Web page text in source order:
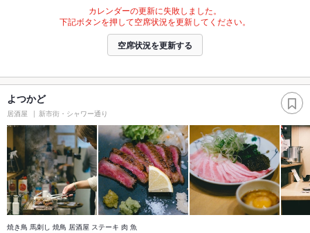
カレンダーの更新に失敗しました。
下記ボタンを押して空席状況を更新してください。
空席状況を更新する
よつかど
居酒屋 新市街・シャワー通り
焼き鳥 馬刺し 焼鳥 居酒屋 ステーキ 肉 魚